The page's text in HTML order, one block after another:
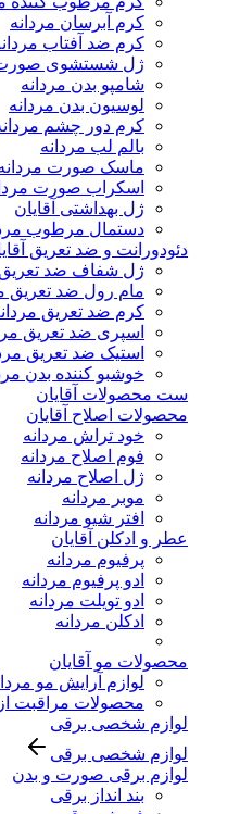
کرم آبرسان مردانه
کرم ضد آفتاب
ژل شستشوی صورت
شامپو بدن مردانه
لوسیون بدن مردانه
کرم دور چشم
بالم لب مردانه
ماسک صورت
اسکراب صورت
ژل بهداشتی آقایان
دستمال مرطوب
دئودورانت و ضد تعریق
ژل شفاف ضد تعریق
مام رول ضد تعریق
کرم ضد تعریق
اسپری ضد تعریق
استیک ضد تعریق
خوشبو کننده بدن
ست محصولات آقایان
محصولات اصلاح آقایان
خود تراش مردانه
فوم اصلاح مردانه
ژل اصلاح مردانه
موبر مردانه
افتر شیو مردانه
عطر و ادکلن آقایان
پرفیوم مردانه
ادو پرفیوم مردانه
ادو تویلت مردانه
ادکلن مردانه
محصولات مو آقایان
لوازم آرایش مو
محصولات مراقبت
لوازم شخصی برقی
لوازم شخصی برقی
لوازم برقی صورت و بدن
بند انداز برقی